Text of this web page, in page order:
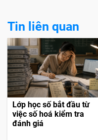
Tin liên quan
Lớp học số bắt đầu từ
việc số hoá kiểm tra
đánh giá